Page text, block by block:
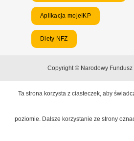
Aplikacja mojeIKP
Diety NFZ
Copyright © Narodowy Fundusz
Ta strona korzysta z ciasteczek, aby
poziomie. Dalsze korzystanie ze strony